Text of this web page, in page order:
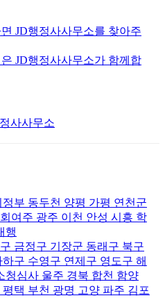
JD행정사사무소를 찾아주
JD행정사사무소가 함께합
부 동두천 양평 가평 연천군
여주 광주 이천 안성 시흥 학
행
금정구 기장군 동래구 북구
구 수영구 연제구 영도구 해
청심사 울주 경북 합천 함양
택 부천 광명 고양 파주 김포